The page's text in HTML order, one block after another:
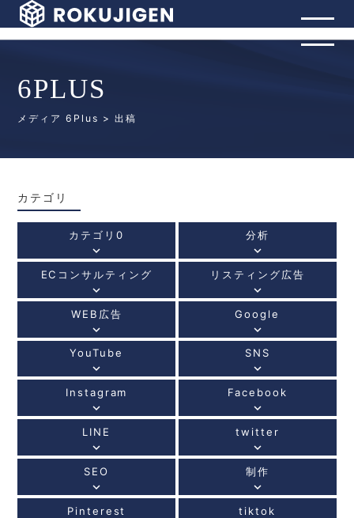
6PLUS
メディア 6Plus > 出稿
カテゴリ
カテゴリ0
keyboard_arrow_down
分析
keyboard_arrow_down
ECコンサルティング
keyboard_arrow_down
リスティング広告
keyboard_arrow_down
WEB広告
keyboard_arrow_down
Google
keyboard_arrow_down
YouTube
keyboard_arrow_down
SNS
keyboard_arrow_down
Instagram
keyboard_arrow_down
Facebook
keyboard_arrow_down
LINE
keyboard_arrow_down
twitter
keyboard_arrow_down
SEO
keyboard_arrow_down
制作
keyboard_arrow_down
Pinterest tiktok